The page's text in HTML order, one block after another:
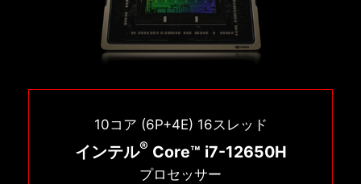
10コア (6P+4E) 16スレッド
インテル® Core™ i7-12650H
プロセッサー